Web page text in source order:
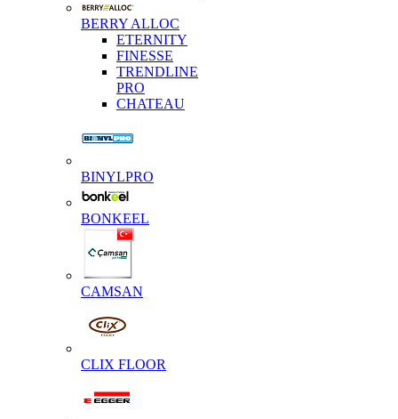
BERRY ALLOC
ETERNITY
FINESSE
TRENDLINE
PRO
CHATEAU
BINYLPRO
BONKEEL
CAMSAN
CLIX FLOOR